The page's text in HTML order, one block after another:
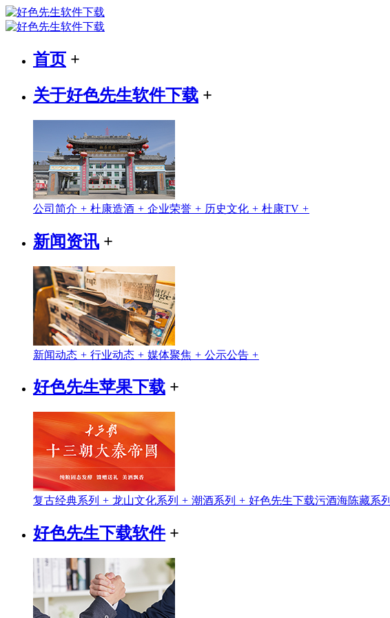
首页 +
关于好色先生软件下载 +
公司简介 + 杜康造酒 + 企业荣誉 + 历史文化 + 杜康TV +
新闻资讯 +
新闻动态 + 行业动态 + 媒体聚焦 + 公示公告 +
好色先生苹果下载 +
复古经典系列 + 龙山文化系列 + 潮酒系列 + 好色先生下载污酒海陈藏系列
好色先生下载软件+